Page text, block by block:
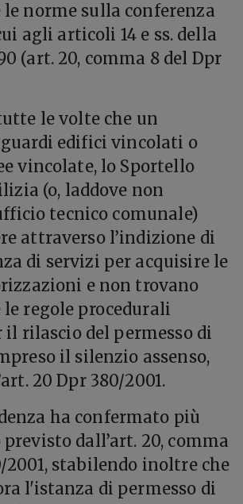
norme sulla conferenza
agli articoli 14 e ss. della
(art. 20, comma 8 del Dpr
le volte che un
edifici vincolati o
vincolate, lo Sportello
(o, laddove non
tecnico comunale)
attraverso l’indizione di
di servizi per acquisire le
e non trovano
regole procedurali
rilascio del permesso di
il silenzio assenso,
20 Dpr 380/2001.
ha confermato più
dall’art. 20, comma
2001, stabilendo inoltre che
l'istanza di permesso di